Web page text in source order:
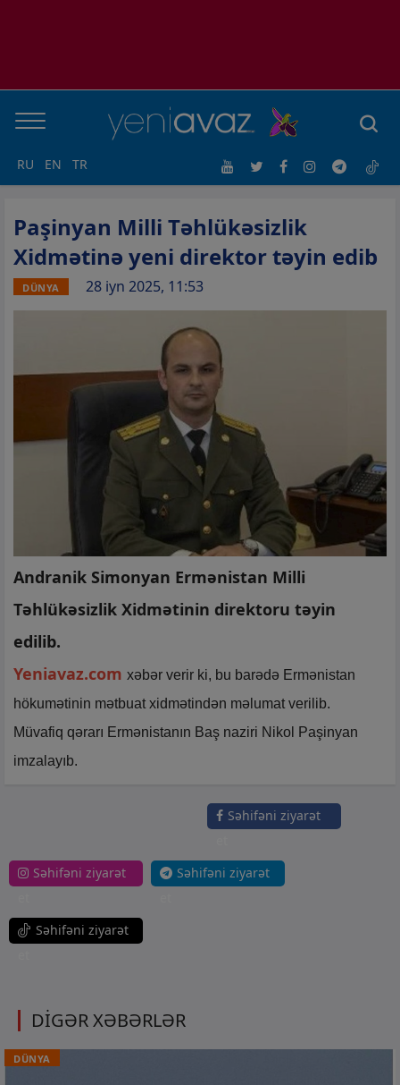
RU EN TR
Paşinyan Milli Təhlükəsizlik
Xidmətinə yeni direktor təyin edib
DÜNYA 28 iyn 2025, 11:53
Andranik Simonyan Ermənistan Milli
Təhlükəsizlik Xidmətinin direktoru təyin
edilib.
Yeniavaz.com xəbər verir ki, bu barədə Ermənistan
hökumətinin mətbuat xidmətindən məlumat verilib.
Müvafiq qərarı Ermənistanın Baş naziri Nikol Paşinyan
imzalayıb.
Səhifəni ziyarət
Səhifəni ziyarət
Səhifəni ziyarət
Səhifəni ziyarət
DİGƏR XƏBƏRLƏR
DÜNYA